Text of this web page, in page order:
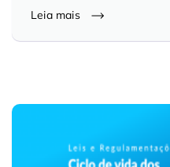
Leia mais